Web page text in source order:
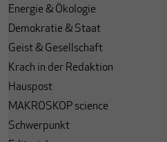
Energie & Ökologie
Demokratie & Staat
Geist & Gesellschaft
Krach in der Redaktion
Hauspost
MAKROSKOP science
Schwerpunkt